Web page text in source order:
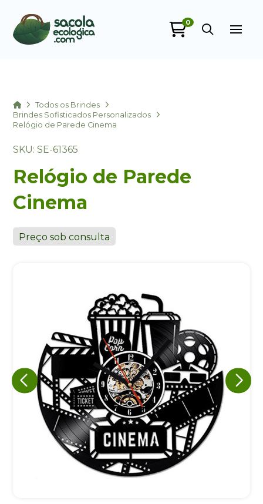
0
HomeTodos os Brindes
Brindes Sofisticados Personalizados
Relógio de Parede Cinema
SKU: SE-61365
Relógio de Parede
Cinema
Preço sob consulta
Eu concordo em receber comunicações.
A nossa empresa está comprometida a proteger e respeitar
sua privacidade, utilizaremos seus dados apenas para fins
de marketing. Você pode alterar suas preferências a
qualquer momento.
Iniciar conversa